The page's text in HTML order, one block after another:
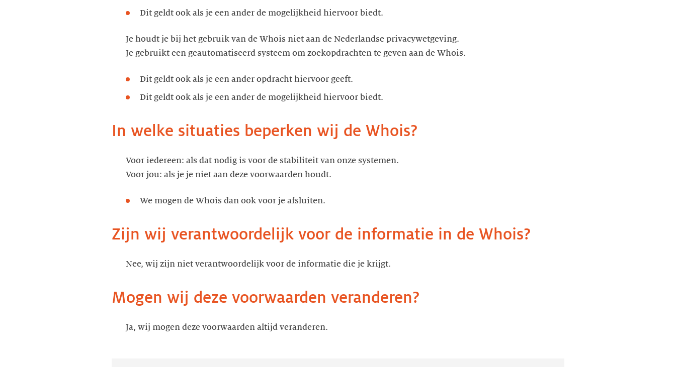
Dit geldt ook als je een ander de mogelijkheid hiervoor biedt.
Je houdt je bij het gebruik van de Whois niet aan de Nederlandse privacywetgeving.
Je gebruikt een geautomatiseerd systeem om zoekopdrachten te geven aan de Whois.
Dit geldt ook als je een ander opdracht hiervoor geeft.
Dit geldt ook als je een ander de mogelijkheid hiervoor biedt.
In welke situaties beperken wij de Whois?
Voor iedereen: als dat nodig is voor de stabiliteit van onze systemen.
Voor jou: als je je niet aan deze voorwaarden houdt.
We mogen de Whois dan ook voor je afsluiten.
Zijn wij verantwoordelijk voor de informatie in de Whois?
Nee, wij zijn niet verantwoordelijk voor de informatie die je krijgt.
Mogen wij deze voorwaarden veranderen?
Ja, wij mogen deze voorwaarden altijd veranderen.